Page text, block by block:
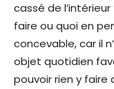
cassé de
faire ou quoi en
concevable, car il
objet quotidien
pouvoir rien y faire